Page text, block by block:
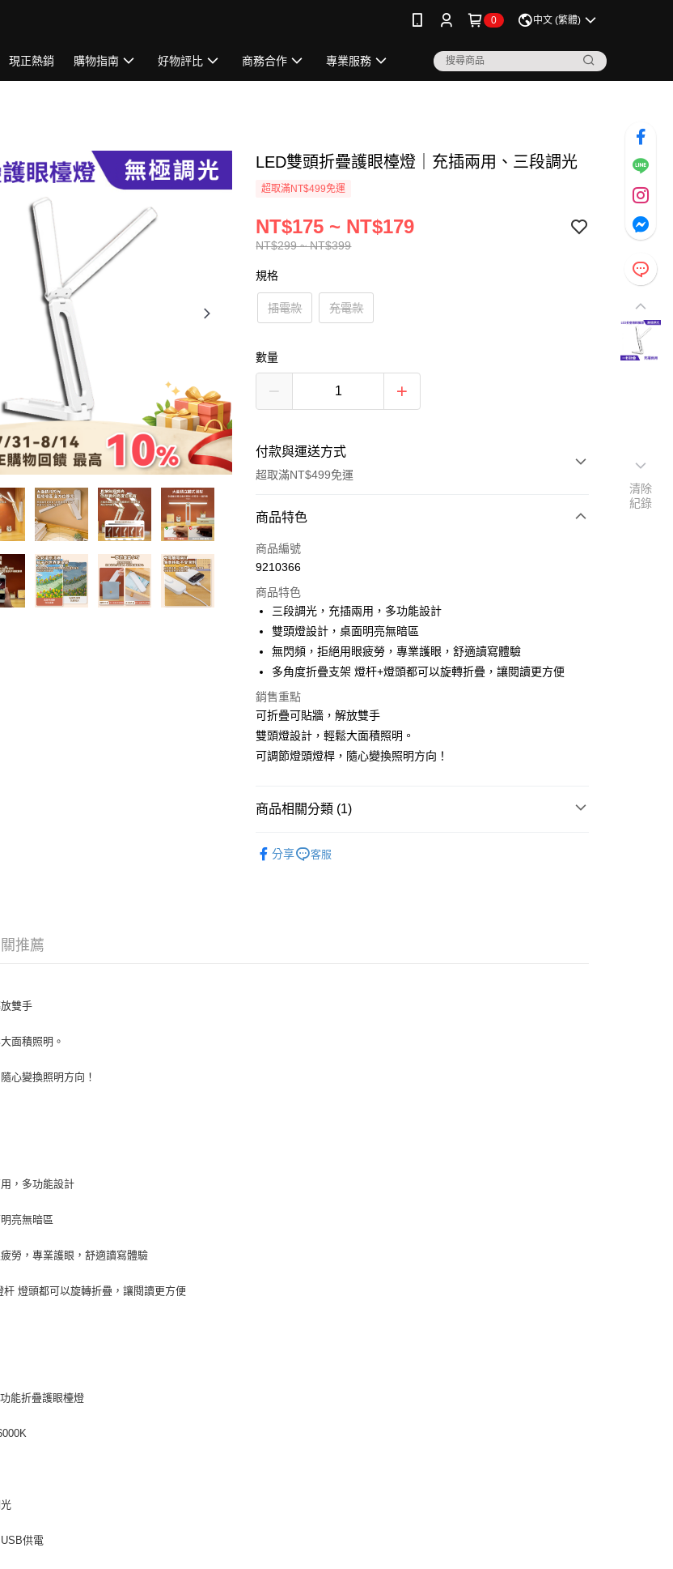
0 中文 (繁體)
現正熱銷 購物指南 好物評比 商務合作 專業服務
LED雙頭折疊護眼檯燈｜充插兩用、三段調光
超取滿NT$499免運
NT$299 ~ NT$399
NT$175 ~ NT$179
規格
插電款 充電款
數量
付款與運送方式
超取滿NT$499免運
付款方式
信用卡一次付款
LINE Pay
Apple Pay
街口支付
悠遊付
ATM付款
運送方式
每筆NT$60，滿NT$499(含以上)免運費
商品特色
商品編號
9210366
商品特色
三段調光，充插兩用，多功能設計
雙頭燈設計，桌面明亮無暗區
無閃頻，拒絕用眼疲勞，專業護眼，舒適讀寫體驗
多角度折疊支架 燈杆+燈頭都可以旋轉折疊，讓閱讀更方便
銷售重點
可折疊可貼牆，解放雙手
雙頭燈設計，輕鬆大面積照明。
可調節燈頭燈桿，隨心變換照明方向！
商品相關分類 (1)
分享
客服
推薦
雙手
面積照明。
心變換照明方向！
，多功能設計
亮無暗區
勞，專業護眼，舒適讀寫體驗
杆 燈頭都可以旋轉折疊，讓閱讀更方便
能折疊護眼檯燈
供電
清除
紀錄